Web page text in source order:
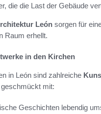
die die Last der Gebäude
León sorgen für
Raum erhellt.
in den Kirchen
in León sind zahlreiche
mit:
Geschichten lebendig